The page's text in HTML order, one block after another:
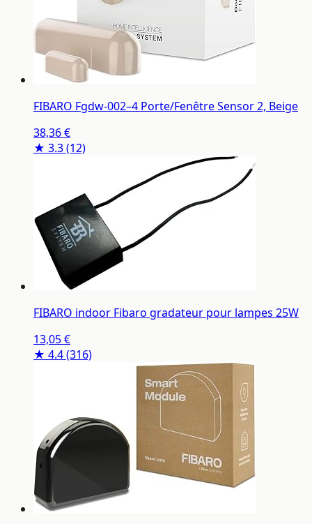
FIBARO Fgdw-002–4 Porte/Fenêtre Sensor 2, Beige
38,36 €
★ 3.3(12)
FIBARO indoor Fibaro gradateur pour lampes 25W
13,05 €
★ 4.4(316)